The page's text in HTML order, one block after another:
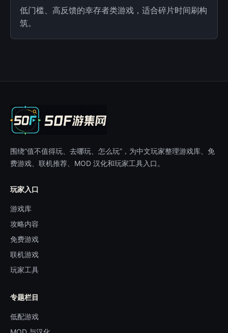
低门槛、高反馈的幸存者类游戏，适合碎片时间刷构
筑。
围绕“值不值得玩、去哪玩、怎么玩”，为中文玩家整理游戏库、免
费游戏、联机推荐、MOD 汉化和玩家工具入口。
玩家入口
游戏库
攻略内容
免费游戏
联机游戏
玩家工具
专题栏目
低配游戏